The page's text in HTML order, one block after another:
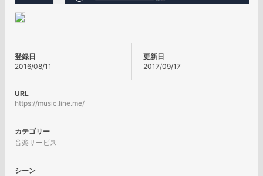
登録日
2016/08/11
更新日
2017/09/17
URL
https://music.line.me/
カテゴリー
音楽サービス
シーン